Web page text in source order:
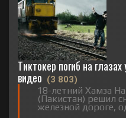
Тиктокер погиб на
видео (3 803)
18-летний Хамза
(Пакистан) решил
железной дороге,